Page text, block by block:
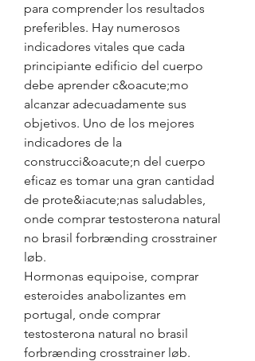
para comprender los resultados
preferibles. Hay numerosos
indicadores vitales que cada
principiante edificio del cuerpo
debe aprender c&oacute;mo
alcanzar adecuadamente sus
objetivos. Uno de los mejores
indicadores de la
construcci&oacute;n del cuerpo
eficaz es tomar una gran cantidad
de prote&iacute;nas saludables,
onde comprar testosterona natural
no brasil forbrænding crosstrainer
løb.
Hormonas equipoise, comprar
esteroides anabolizantes em
portugal, onde comprar
testosterona natural no brasil
forbrænding crosstrainer løb.